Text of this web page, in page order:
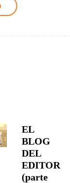
EL
BLOG
DEL
EDITOR
(parte